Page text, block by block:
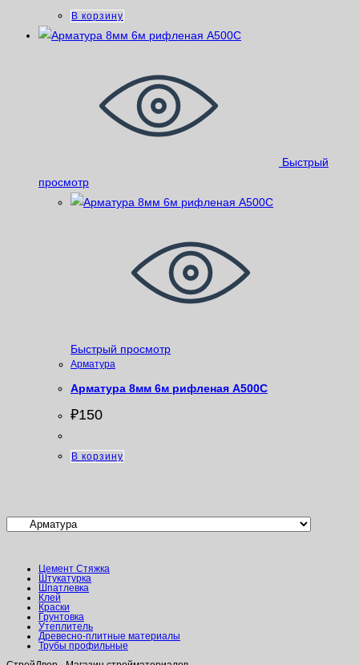
В корзину
Быстрый
просмотр
Быстрый просмотр
Арматура
Арматура 8мм 6м рифленая A500С
₽150
В корзину
Цемент Стяжка
Штукатурка
Шпатлевка
Клей
Краски
Грунтовка
Утеплитель
Древесно-плитные материалы
Трубы профильные